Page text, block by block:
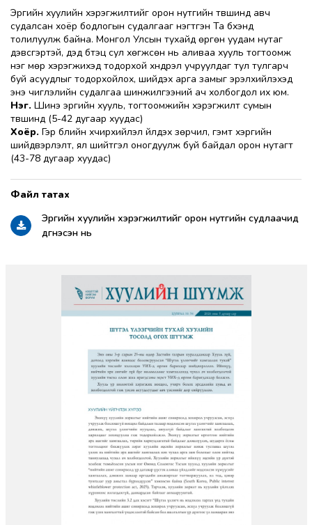
Эрүүгийн хуулийн хэрэгжилтийг орон нутгийн түвшинд авч
судалсан хоёр бодлогын судалгааг нэгтгэн Та бүхэнд
толилуулж байна. Монгол Улсын тухайд өргөн уудам нутаг
дэвсгэртэй, дэд бүтэц сул хөгжсөн нь аливаа хууль тогтоомж
нэг мөр хэрэгжихэд тодорхой хүндрэл учруулдаг тул тулгарч
буй асуудлыг тодорхойлох, шийдэх арга замыг эрэлхийлэхэд
энэ чиглэлийн судалгаа шинжилгээний ач холбогдол их юм.
Нэг. Шинэ эрүүгийн хууль, тогтоомжийн хэрэгжилт сумын
түвшинд (5-42 дугаар хуудас)
Хоёр. Гэр бүлийн хүчирхийлэл үйлдэх зөрчил, гэмт хэргийн
шийдвэрлэлт, ял шийтгэл оногдуулж буй байдал орон нутагт
(43-78 дугаар хуудас)
Эрүүгийн хуулийн хэрэгжилтийг орон нутгийн судлаачид
дүгнэсэн нь